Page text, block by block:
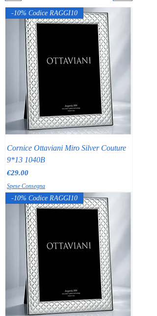
-10% Codice RAGGI10
Cornice Ottaviani Miro Silver Couture
9*13 1040B
Price
€29.00
Spese Consegna
-10% Codice RAGGI10